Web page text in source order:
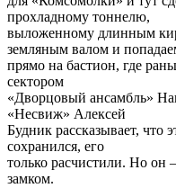
прохладному тоннелю,
выложенному длинным
земляным валом и
прямо на бастион, где
сектором
«Дворцовый ансамбль»
«Несвиж» Алексей
Будник рассказывает, что
сохранился, его
только расчистили. Но он
замком.